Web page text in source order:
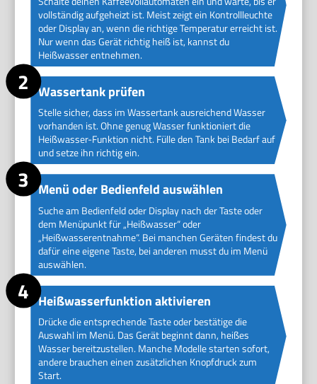
vollständig aufgeheizt ist. Meist zeigt ein Kontrollleuchte
oder Display an, wenn die richtige Temperatur erreicht ist.
Nur wenn das Gerät richtig heiß ist, kannst du
Heißwasser entnehmen.
Wassertank prüfen
Stelle sicher, dass im Wassertank ausreichend Wasser
vorhanden ist. Ohne genug Wasser funktioniert die
Heißwasser-Funktion nicht. Fülle den Tank bei Bedarf auf
und setze ihn richtig ein.
Menü oder Bedienfeld auswählen
Suche am Bedienfeld oder Display nach der Taste oder
dem Menüpunkt für „Heißwasser“ oder
„Heißwasserentnahme“. Bei manchen Geräten findest du
dafür eine eigene Taste, bei anderen musst du im Menü
auswählen.
Heißwasserfunktion aktivieren
Drücke die entsprechende Taste oder bestätige die
Auswahl im Menü. Das Gerät beginnt dann, heißes
Wasser bereitzustellen. Manche Modelle starten sofort,
andere brauchen einen zusätzlichen Knopfdruck zum
Start.